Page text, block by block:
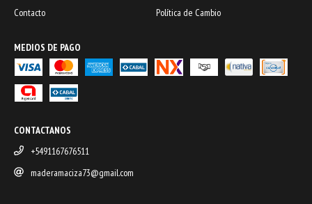
Contacto Política de Cambio
MEDIOS DE PAGO
CONTACTANOS
+5491167676511
maderamaciza73@gmail.com